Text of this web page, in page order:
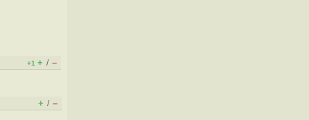
+1 + / –
+ / –